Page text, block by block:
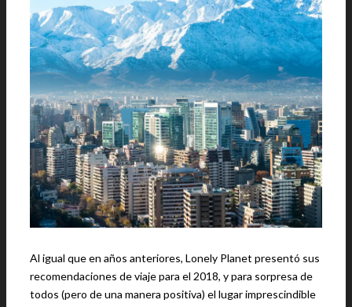
Al igual que en años anteriores, Lonely Planet presentó sus
recomendaciones de viaje para el 2018, y para sorpresa de
todos (pero de una manera positiva) el lugar imprescindible